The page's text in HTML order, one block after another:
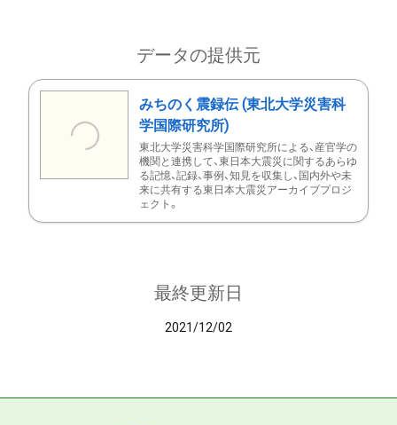
データの提供元
みちのく震録伝 (東北大学災害科
学国際研究所)
東北大学災害科学国際研究所による、産官学の
機関と連携して、東日本大震災に関するあらゆ
る記憶、記録、事例、知見を収集し、国内外や未
来に共有する東日本大震災アーカイブプロジ
ェクト。
最終更新日
2021/12/02